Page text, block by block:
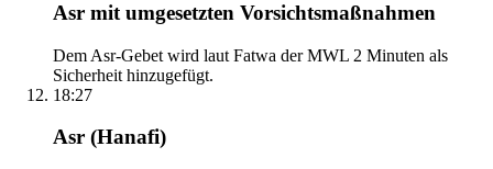
Asr mit umgesetzten Vorsichtsmaßnahmen
Dem Asr-Gebet wird laut Fatwa der MWL 2 Minuten als
Sicherheit hinzugefügt.
18:27
Asr (Hanafi)